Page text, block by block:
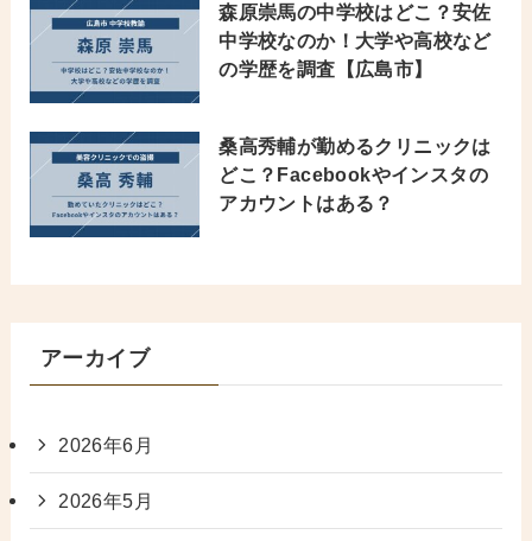
森原崇馬の中学校はどこ？安佐
中学校なのか！大学や高校など
の学歴を調査【広島市】
桑高秀輔が勤めるクリニックは
どこ？Facebookやインスタの
アカウントはある？
アーカイブ
2026年6月
2026年5月